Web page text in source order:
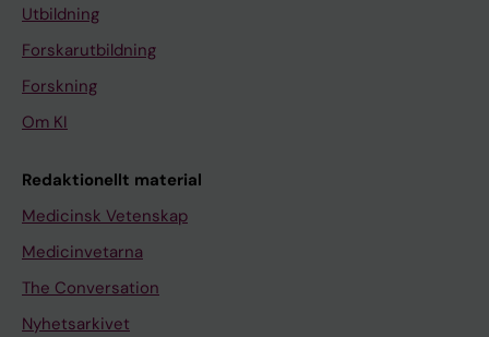
Utbildning
Forskarutbildning
Forskning
Om KI
Redaktionellt material
Medicinsk Vetenskap
Medicinvetarna
The Conversation
Nyhetsarkivet